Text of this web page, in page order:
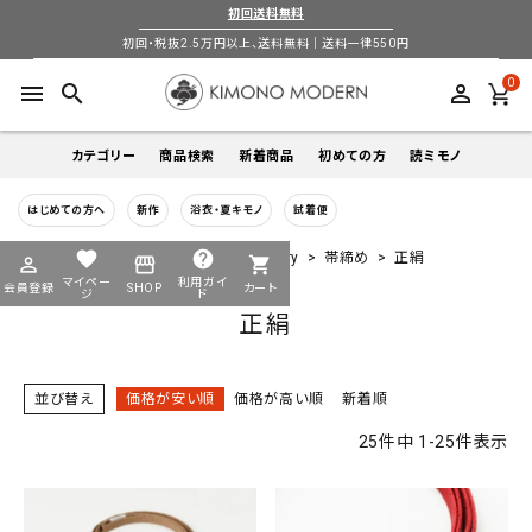
初回送料無料
初回・税抜2.5万円以上、送料無料｜送料一律550円
menu search perm_identity 0
カテゴリー
着物
帯
小物
商品検索
キーワードから探す
通年 5-9月 夏季以外通年 春 夏 秋
帯 羽織
新着商品 初めての方 読ミモノ
はじめての方へ 新作 浴衣・夏キモノ 試着便
perm_identity
会員登録
favorite
マイペー
ジ
storefront
SHOP
help
利用ガイ
ド
shopping_cart
カート
HOME 全商品一覧 小物-accessory 帯締め 正絹
正絹
並び替え 価格が安い順 価格が高い順 新着順
25件中 1 -25件表示